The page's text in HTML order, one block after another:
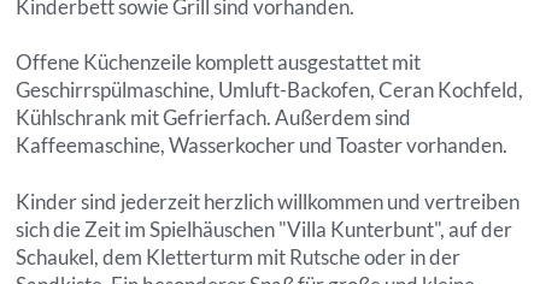
Kinderbett sowie Grill sind vorhanden.
Offene Küchenzeile komplett ausgestattet mit
Geschirrspülmaschine, Umluft-Backofen, Ceran Kochfeld,
Kühlschrank mit Gefrierfach. Außerdem sind
Kaffeemaschine, Wasserkocher und Toaster vorhanden.
Kinder sind jederzeit herzlich willkommen und vertreiben
sich die Zeit im Spielhäuschen "Villa Kunterbunt", auf der
Schaukel, dem Kletterturm mit Rutsche oder in der